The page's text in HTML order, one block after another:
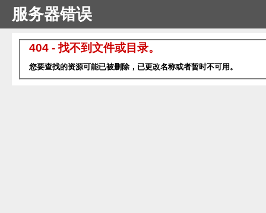
服务器错误
404 - 找不到文件或目录。
您要查找的资源可能已被删除，已更改名称或者暂时不可用。